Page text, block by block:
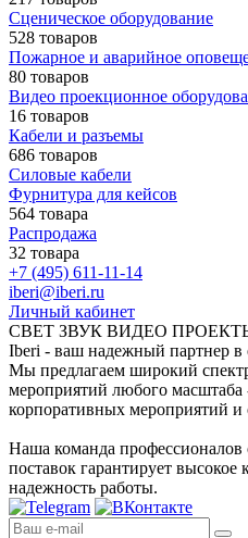
Сценическое оборудование
528 товаров
Пожарное и аварийное
80 товаров
Видео проекционное
16 товаров
Кабели и разъемы
686 товаров
Силовые кабели
Фурнитура для кейсов
564 товара
Распродажа
32 товара
+7 (495) 611-11-14
iberi@iberi.ru
Личный кабинет
СВЕТ ЗВУК ВИДЕО
Iberi - ваш надежный партнер в
Мы предлагаем широкий
мероприятий любого масштаба
корпоративных мероприятий и
Наша команда
поставок гарантирует высокое
надежность работы.